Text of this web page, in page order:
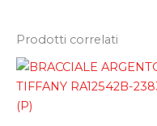
Prodotti correlati